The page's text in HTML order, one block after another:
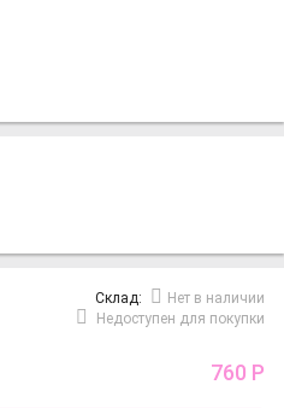
Cклад:
Нет в наличии
Недоступен для покупки
760 Р